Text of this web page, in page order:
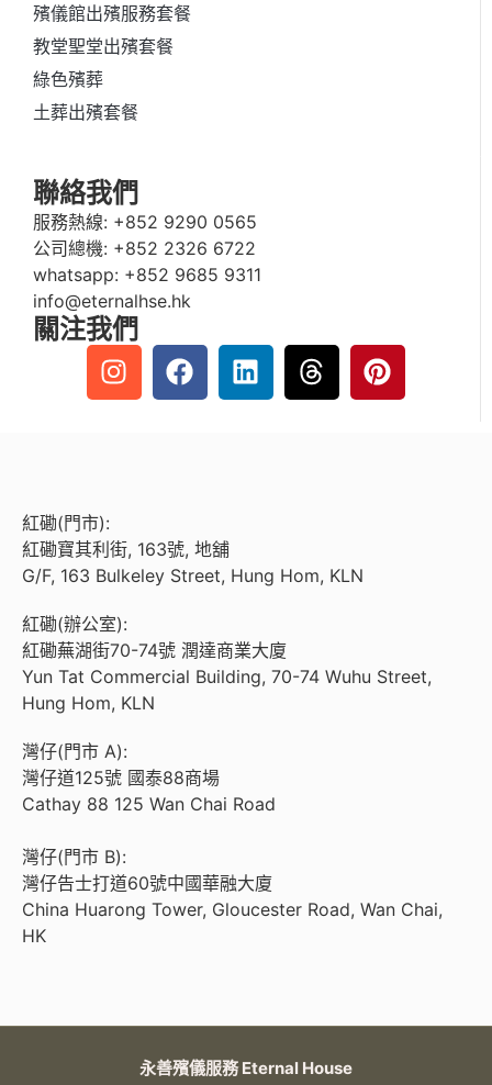
殯儀館出殯服務套餐
教堂聖堂出殯套餐
綠色殯葬
土葬出殯套餐
聯絡我們
服務熱線: +852 9290 0565
公司總機: +852 2326 6722
whatsapp: +852 9685 9311
info@eternalhse.hk
關注我們
紅磡(門市):
紅磡寶其利街, 163號, 地舖
G/F, 163 Bulkeley Street, Hung Hom, KLN
紅磡(辦公室):
紅磡蕪湖街70-74號 潤達商業大廈
Yun Tat Commercial Building, 70-74 Wuhu Street,
Hung Hom, KLN
灣仔(門市 A):
灣仔道125號 國泰88商場
Cathay 88 125 Wan Chai Road
灣仔(門市 B):
灣仔告士打道60號中國華融大廈
China Huarong Tower, Gloucester Road, Wan Chai,
HK
永善殯儀服務 Eternal House